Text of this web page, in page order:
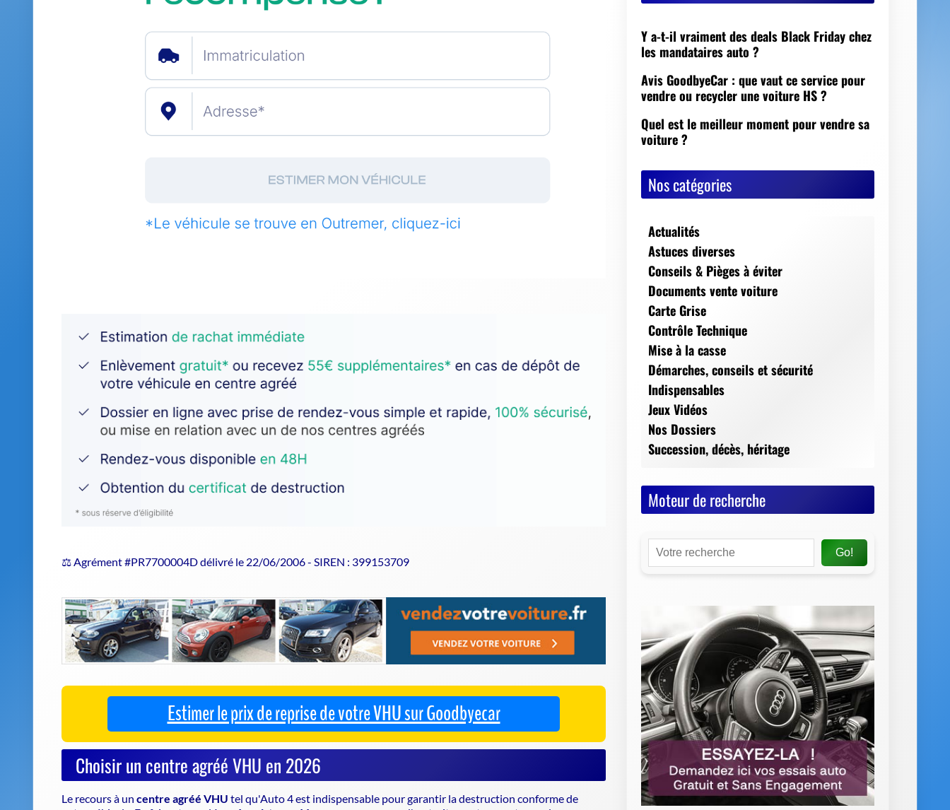
⚖️ Agrément #PR7700004D délivré le 22/06/2006 - SIREN : 399153709
Estimer le prix de reprise de votre VHU sur Goodbyecar
Choisir un centre agréé VHU en 2026
Le recours à uncentre agréé VHUtel qu'Auto 4 est indispensable pour garantir ladestruction conforme de
votre véhicule. En faisant appel à unépaviste agréé, vous vous assurez d'un traitement respectueux de
Les avantages d'un épaviste agréé
Un service rapide et sécurisé pour la prise en charge de votre véhicule hors d'usage.
Une gestion complète de la
casse automobileet de la dépollution.
Une démarche simple pour l'enlèvement de votre épave par un
En 2026, faites confiance à un centre reconnu pour bénéficier d'un accompagnement efficace et conforme à la loi.
Nos catégories
Actualités
Astuces diverses
Conseils & Pièges à éviter
Documents vente voiture
Contrôle Technique
Mise à la casse
Indispensables
Jeux Vidéos
Nos Dossiers
Succession, décès, héritage
Moteur de recherche
Articles les plus votés
★★★★★Quand vendre sa voiture diesel pour
maximiser sa valeur ? (29 votes)
★ ★★★Faut-il restaurer la peinture de sa
voiture avant de la revendre ? (27 votes)
★★★★★Comment vendre votre voiture en